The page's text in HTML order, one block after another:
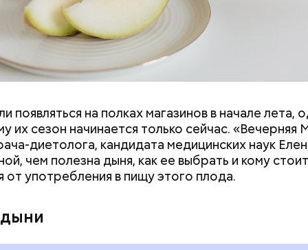
какие
в России
августа
появляться на полках магазинов в начале лета,
их сезон начинается только сейчас. «Вечерняя
диетолога, кандидата медицинских наук
чем полезна дыня, как ее выбрать и кому стоит
от употребления в пищу этого плода.